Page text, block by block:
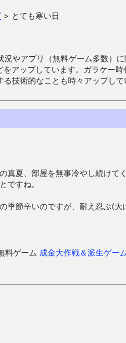
> とても寒い日
やアプリ（無料ゲーム多数）
をアップしています。ガラケ
技術的なことも時々アップして
真夏、部屋を無事冷やし続けて
ですね。
季節辛いのですが、耐え忍ぶ(大
料ゲーム 成金大作戦＆派生ゲー